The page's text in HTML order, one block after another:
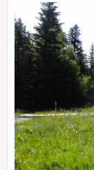
pâturage (voir